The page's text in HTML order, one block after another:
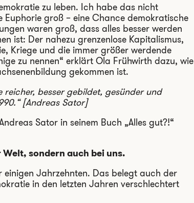
zu leben. Ich habe das nicht
groß – eine Chance demokratische
waren groß, dass alles besser werden
ist: Der nahezu grenzenlose Kapitalismus,
Kriege und die immer größer werdende
zu nennen“ erklärt Ola Frühwirth dazu, wie
gekommen ist.
besser gebildet, gesünder und
[Andreas Sator]
Sator in seinem Buch „Alles gut?!“
sondern auch bei uns.
Jahrzehnten. Das belegt auch der
in den letzten Jahren verschlechtert